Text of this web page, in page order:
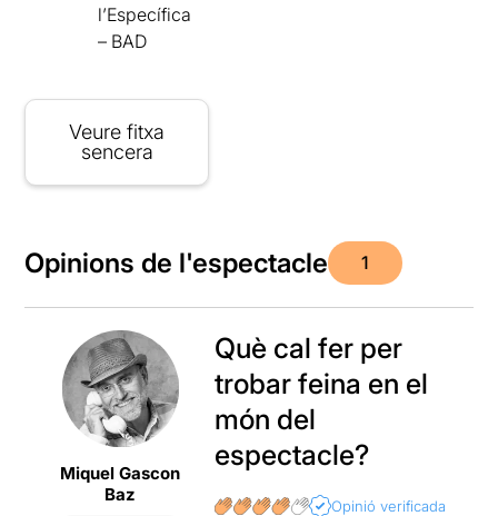
l’Específica
– BAD
Veure fitxa
sencera
Opinions de l'espectacle 1
Miquel Gascon
Baz
Què cal fer per
trobar feina en el
món del
espectacle?
Opinió verificada